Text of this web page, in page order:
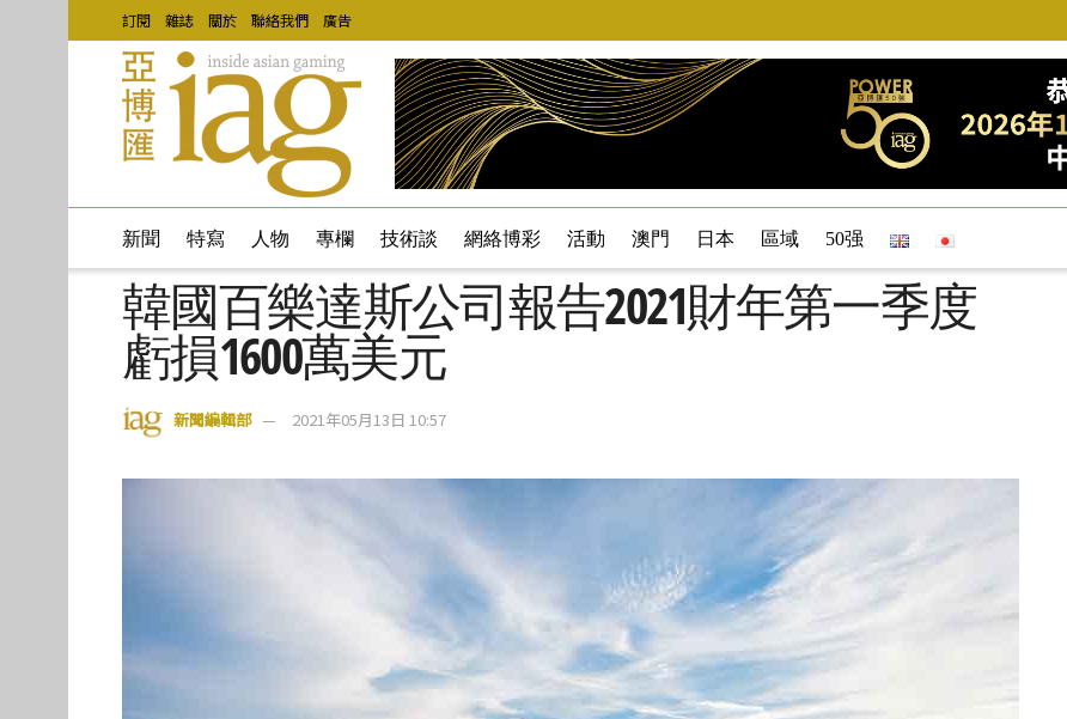
訂閱 雜誌 關於 聯絡我們 廣告
新聞 特寫 人物 專欄 技術談 網絡博彩 活動 澳門 日本 區域 50强
韓國百樂達斯公司報告2021財年第一季度
虧損1600萬美元
新聞編輯部 2021年05月13日 10:57